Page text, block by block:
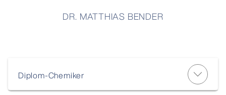
DR. MATTHIAS BENDER
Diplom-Chemiker